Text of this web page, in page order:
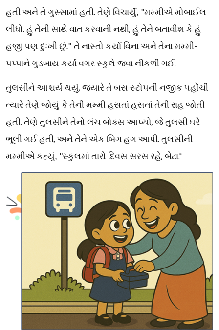
હતી અને તે ગુસ્સામાં હતી. તેણે વિચાર્યું, "મમ્મીએ મોબાઈલ
લીધો. હું તેની સાથે વાત કરવાની નથી, હું તેને બતાવીશ કે હું
હજી પણ દુઃખી છું." તે નાસ્તો કર્યા વિના અને તેના મમ્મી-
પપ્પાને ગુડબાય કર્યા વગર સ્કુલે જવા નીકળી ગઈ.
તુલસીને આશ્ચર્ય થયું, જ્યારે તે બસ સ્ટોપની નજીક પહોંચી
ત્યારે તેણે જોયું કે તેની મમ્મી હસતાં હસતાં તેની રાહ જોતી
હતી. તેણે તુલસીને તેનો લંચ બોક્સ આપ્યો, જે તુલસી ઘરે
ભૂલી ગઈ હતી, અને તેને એક બિગ હગ આપી. તુલસીની
મમ્મીએ કહ્યું, "સ્કુલમાં તારો દિવસ સરસ રહે, બેટા."